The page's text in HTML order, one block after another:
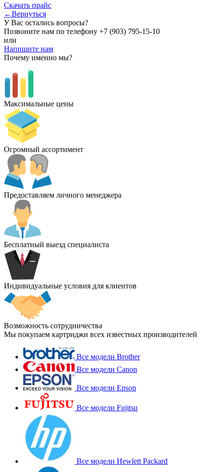
Скачать прайс
←Вернуться
У Вас остались вопросы?
Позвоните нам по телефону +7 (903) 795-15-10
или
Напишите нам
Почему именно мы?
Максимальные цены
Огромный ассортимент
Предоставляем личного менеджера
Бесплатный выезд специалиста
Индивидуальные условия для клиентов
Возможность сотрудничества
Мы покупаем картриджи всех известных производителей
Все модели Brother
Все модели Canon
Все модели Epson
Все модели Fujitsu
Все модели Hewlett Packard